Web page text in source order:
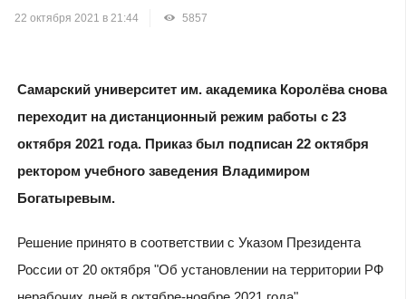
22 октября 2021 в 21:44 5857
Самарский университет им. академика Королёва снова
переходит на дистанционный режим работы с 23
октября 2021 года. Приказ был подписан 22 октября
ректором учебного заведения Владимиром
Богатыревым.
Решение принято в соответствии с Указом Президента
России от 20 октября "Об установлении на территории РФ